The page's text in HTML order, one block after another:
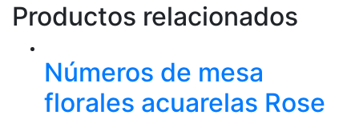
Productos relacionados
Números de mesa
florales acuarelas Rose